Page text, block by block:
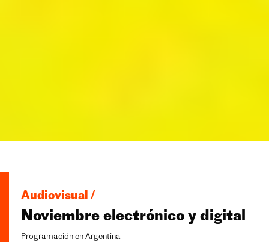
Audiovisual /
Noviembre electrónico y digital
Programación en Argentina